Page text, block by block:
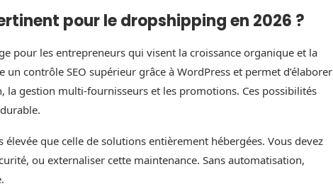
pour le dropshipping en 2026 ?
pour les entrepreneurs qui visent la croissance organique et la
contrôle SEO supérieur grâce à WordPress et permet d’élaborer
gestion multi-fournisseurs et les promotions. Ces possibilités
élevée que celle de solutions entièrement hébergées. Vous devez
ou externaliser cette maintenance. Sans automatisation,